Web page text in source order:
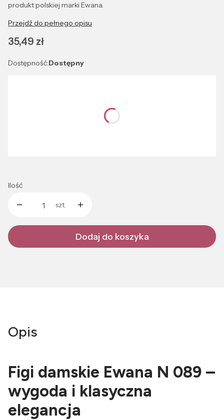
produkt polskiej marki Ewana.
Przejdź do pełnego opisu
Cena
35,49 zł
Dostępność:Dostępny
Ilość
szt.
Dodaj do koszyka
Opis
Figi damskie Ewana N 089 –
wygoda i klasyczna
elegancja